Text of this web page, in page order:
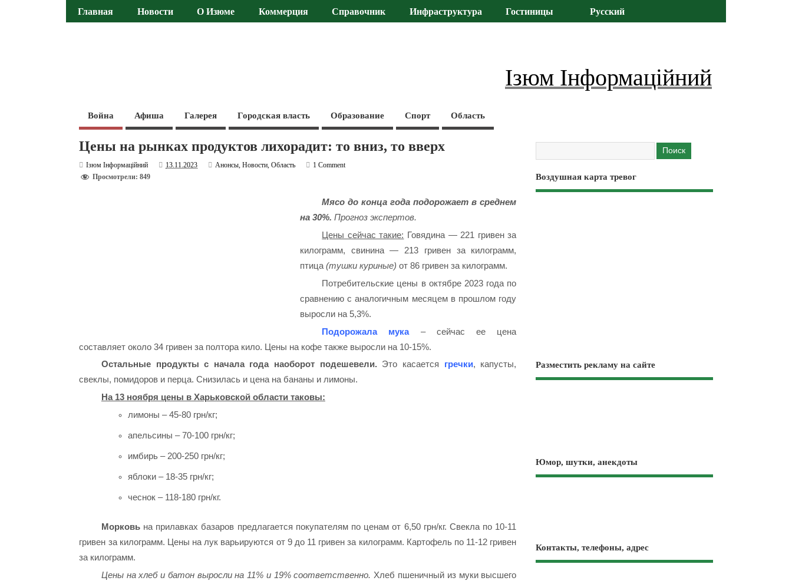
Главная Новости О Изюме Коммерция Справочник Инфраструктура Гостиницы Русский
Ізюм Інформаційний
Война Афиша Галерея Городская власть Образование Спорт Область
Цены на рынках продуктов лихорадит: то вниз, то вверх
Ізюм Інформаційний 13.11.2023 Анонсы,Новости,Область
1 Comment
Просмотрели: 849
Мясо до конца года подорожает в среднем
на 30%. Прогноз экспертов.
Цены сейчас такие: Говядина — 221 гривен за
килограмм, свинина — 213 гривен за килограмм,
птица (тушки куриные) от 86 гривен за килограмм.
Потребительские цены в октябре 2023 года по
сравнению с аналогичным месяцем в прошлом году
выросли на 5,3%.
Подорожала мука– сейчас ее цена
составляет около 34 гривен за полтора кило. Цены на кофе также выросли на 10-15%.
Остальные продукты с начала года наоборот подешевели.Это касается гречки, капусты,
свеклы, помидоров и перца. Снизилась и цена на бананы и лимоны.
На 13 ноября цены в Харьковской области таковы:
лимоны – 45-80 грн/кг;
апельсины – 70-100 грн/кг;
имбирь – 200-250 грн/кг;
яблоки – 18-35 грн/кг;
чеснок – 118-180 грн/кг.
Морковьна прилавках базаров предлагается покупателям по ценам от 6,50 грн/кг. Свекла по 10-11
гривен за килограмм. Цены на лук варьируются от 9 до 11 гривен за килограмм. Картофель по 11-12 гривен
за килограмм.
Цены на хлеб и батон выросли на 11% и 19% соответственно. Хлеб пшеничный из муки высшего
Воздушная карта тревог
Разместить рекламу на сайте
Юмор, шутки, анекдоты
Контакты, телефоны, адрес